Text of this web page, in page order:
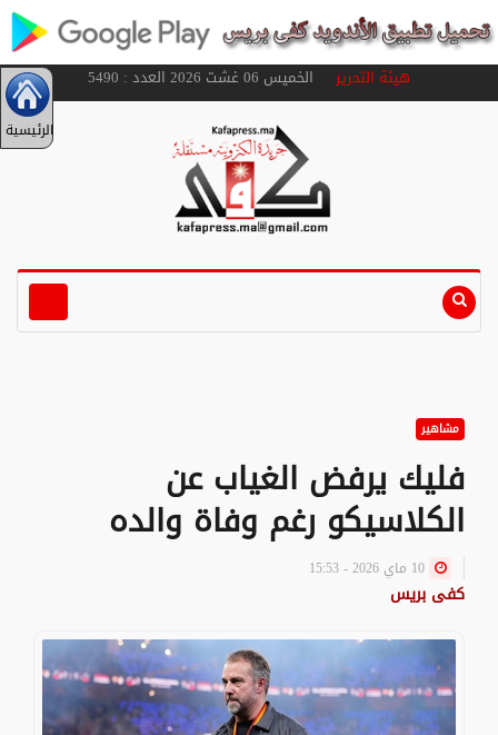
هيئة التحريرالخميس 06 غشت 2026 العدد : 5490
الرئيسية
مشاهير
فليك يرفض الغياب عن
الكلاسيكو رغم وفاة والده
كفى بريس